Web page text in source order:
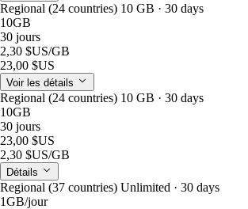
Regional (24 countries) 10 GB · 30 days
10GB
30 jours
2,30 $US/GB
23,00 $US
Voir les détails
Regional (24 countries) 10 GB · 30 days
10GB
30 jours
23,00 $US
2,30 $US/GB
Détails
Regional (37 countries) Unlimited · 30 days
1GB/jour